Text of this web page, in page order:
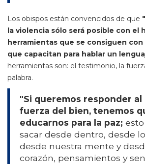
Los obispos están convencidos de que
la violencia sólo será posible con el
herramientas que se consiguen
que capacitan para hablar un
herramientas son: el testimonio, la
palabra.
"Si queremos responder al
fuerza del bien, tenemos
educarnos para la paz;
sacar desde dentro, desde
desde nuestra mente y
corazón, pensamientos y